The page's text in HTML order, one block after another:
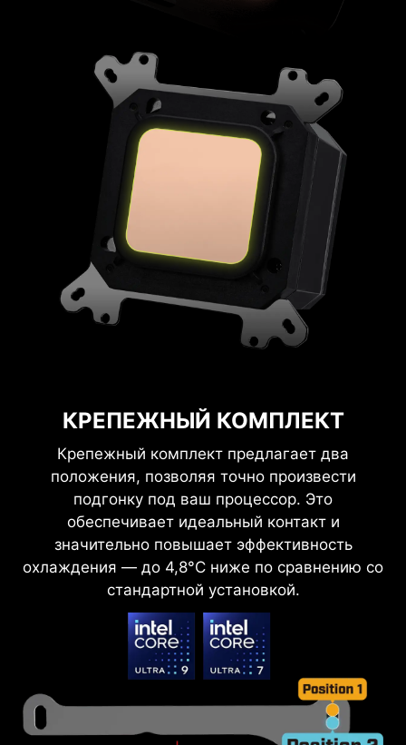
КРЕПЕЖНЫЙ КОМПЛЕКТ
Крепежный комплект предлагает два
положения, позволяя точно произвести
подгонку под ваш процессор. Это
обеспечивает идеальный контакт и
значительно повышает эффективность
охлаждения — до 4,8°C ниже по сравнению со
стандартной установкой.